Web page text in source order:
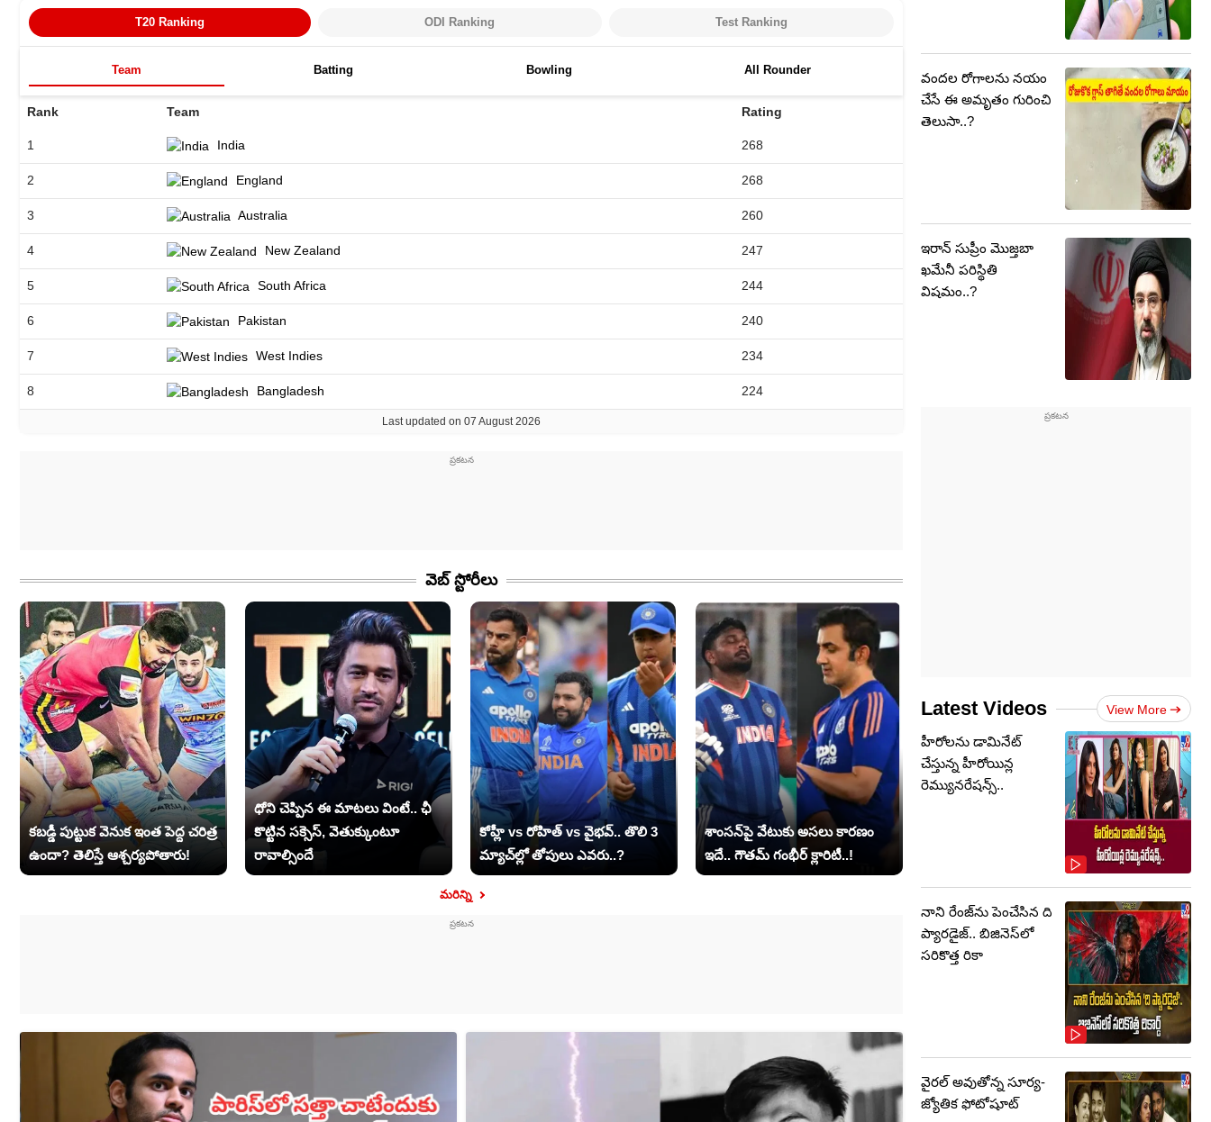
T20 Ranking ODI Ranking Test Ranking
Team Batting Bowling All Rounder
Rank Team Rating
1 India 268
2 England 268
3 Australia 260
4 New Zealand 247
5 South Africa 244
6 Pakistan 240
7 West Indies 234
8 Bangladesh 224
Last updated on 07 August 2026
వెబ్ స్టోరీలు​
కబడ్డీ పుట్టుక వెనుక ఇంత పెద్ద చరిత్ర
ఉందా? తెలిస్తే ఆశ్చర్యపోతారు!
ధోని చెప్పిన ఈ మాటలు వింటే.. ఛీ
కొట్టిన సక్సెస్, వెతుక్కుంటూ
రావాల్సిందే
కోహ్లీ vs రోహిత్ vs వైభవ్.. తొలి 3
మ్యాచ్‌ల్లో తోపులు ఎవరు..?
శాంసన్‌పై వేటుకు అసలు కారణం
ఇదే.. గౌతమ్ గంభీర్ క్లారిటీ..!
మరిన్ని
వందల రోగాలను నయం
చేసే ఈ అమృతం గురించి
తెలుసా..?
ఇరాన్ సుప్రీం మొజ్తబా
ఖమేనీ పరిస్థితి
విషమం..?
Latest Videos View More
హీరోలను డామినేట్
చేస్తున్న హీరోయిన్ల
రెమ్యునరేషన్స్..
నాని రేంజ్‌ను పెంచేసిన ది
ప్యారడైజ్.. బిజినెస్‌లో
సరికొత్త రికా
వైరల్ అవుతోన్న సూర్య-
జ్యోతిక ఫోటోషూట్